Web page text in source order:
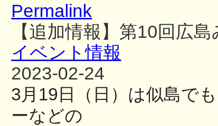
Permalink
【追加情報】第10回広
イベント情報
2023-02-24
3 月 19 日（日） は似島で
ーなどの